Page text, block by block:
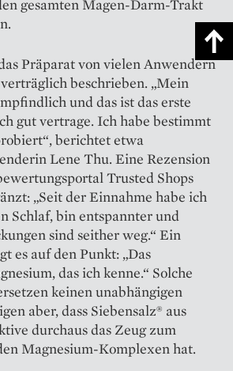
gesamten Magen-Darm-Trakt
Präparat von vielen Anwendern
beschrieben. „Mein
und das ist das erste
gut vertrage. Ich habe bestimmt
berichtet etwa
Lene Thu. Eine Rezension
Trusted Shops
„Seit der Einnahme habe ich
Schlaf, bin entspannter und
sind seither weg.“ Ein
es auf den Punkt: „Das
das ich kenne.“ Solche
keinen unabhängigen
aber, dass Siebensalz® aus
durchaus das Zeug zum
Magnesium-Komplexen hat.